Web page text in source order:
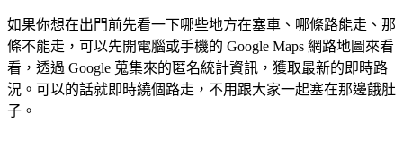
如果你想在出門前先看一下哪些地方在塞車、哪條路能走、那
條不能走，可以先開電腦或手機的 Google Maps 網路地圖來看
看，透過 Google 蒐集來的匿名統計資訊，獲取最新的即時路
況。可以的話就即時繞個路走，不用跟大家一起塞在那邊餓肚
子。